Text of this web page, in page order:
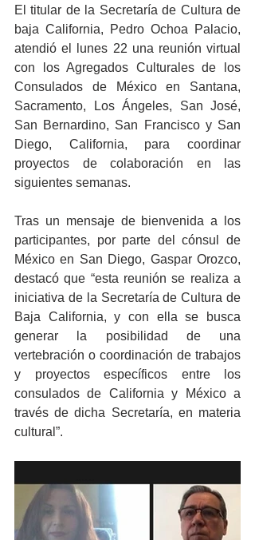
El titular de la Secretaría de Cultura de
baja California, Pedro Ochoa Palacio,
atendió el lunes 22 una reunión virtual
con los Agregados Culturales de los
Consulados de México en Santana,
Sacramento, Los Ángeles, San José,
San Bernardino, San Francisco y San
Diego, California, para coordinar
proyectos de colaboración en las
siguientes semanas.
Tras un mensaje de bienvenida a los
participantes, por parte del cónsul de
México en San Diego, Gaspar Orozco,
destacó que “esta reunión se realiza a
iniciativa de la Secretaría de Cultura de
Baja California, y con ella se busca
generar la posibilidad de una
vertebración o coordinación de trabajos
y proyectos específicos entre los
consulados de California y México a
través de dicha Secretaría, en materia
cultural”.